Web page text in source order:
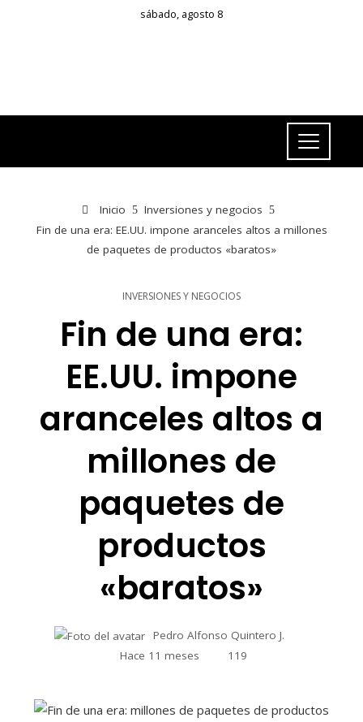
sábado, agosto 8
Inicio
Inversiones y negocios
Fin de una era: EE.UU. impone aranceles altos a millones
de paquetes de productos «baratos»
INVERSIONES Y NEGOCIOS
Fin de una era:
EE.UU. impone
aranceles altos a
millones de
paquetes de
productos
«baratos»
Pedro Alfonso Quintero J.
Hace 11 meses
119